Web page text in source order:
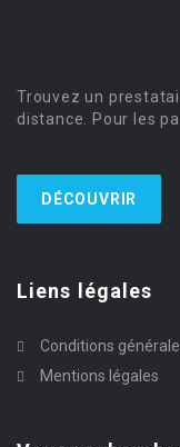
Trouvez un
distance. Pour les
DÉCOUVRIR
Liens légales
Conditions
Mentions légales